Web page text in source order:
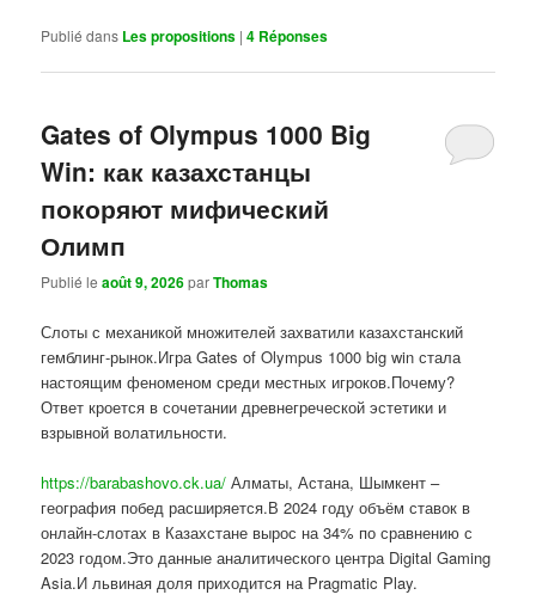
Publié dans Les propositions |4 Réponses
Gates of Olympus 1000 Big
Win: как казахстанцы
покоряют мифический
Олимп
Publié leaoût 9, 2026parThomas
Слоты с механикой множителей захватили казахстанский
гемблинг-рынок.Игра Gates of Olympus 1000 big win стала
настоящим феноменом среди местных игроков.Почему?
Ответ кроется в сочетании древнегреческой эстетики и
взрывной волатильности.
https://barabashovo.ck.ua/ Алматы, Астана, Шымкент –
география побед расширяется.В 2024 году объём ставок в
онлайн-слотах в Казахстане вырос на 34% по сравнению с
2023 годом.Это данные аналитического центра Digital Gaming
Asia.И львиная доля приходится на Pragmatic Play.